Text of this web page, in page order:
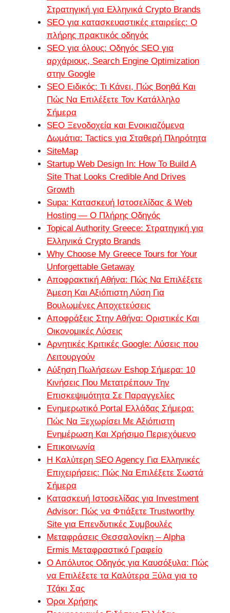
Στρατηγική για Ελληνικά Crypto Brands
SEO για κατασκευαστικές εταιρείες: Ο
πλήρης πρακτικός οδηγός
SEO για όλους: Οδηγός SEO για
αρχάριους, Search Engine Optimization
στην Google
SEO Ειδικός: Τι Κάνει, Πώς Βοηθά Και
Πώς Να Επιλέξετε Τον Κατάλληλο
Σήμερα
SEO Ξενοδοχεία και Ενοικιαζόμενα
Δωμάτια: Tactics για Σταθερή Πληρότητα
SiteMap
Startup Web Design In: How To Build A
Site That Looks Credible And Drives
Growth
Supa: Κατασκευή Ιστοσελίδας & Web
Hosting — Ο Πλήρης Οδηγός
Topical Authority Greece: Στρατηγική για
Ελληνικά Crypto Brands
Why Choose My Greece Tours for Your
Unforgettable Getaway
Αποφρακτική Αθήνα: Πώς Να Επιλέξετε
Άμεση Και Αξιόπιστη Λύση Για
Βουλωμένες Αποχετεύσεις
Αποφράξεις Στην Αθήνα: Οριστικές Και
Οικονομικές Λύσεις
Αρνητικές Κριτικές Google: Λύσεις που
Λειτουργούν
Αύξηση Πωλήσεων Eshop Σήμερα: 10
Κινήσεις Που Μετατρέπουν Την
Επισκεψιμότητα Σε Παραγγελίες
Ενημερωτικό Portal Ελλάδας Σήμερα:
Πώς Να Ξεχωρίσει Με Αξιόπιστη
Ενημέρωση Και Χρήσιμο Περιεχόμενο
Επικοινωνία
Η Καλύτερη SEO Agency Για Ελληνικές
Επιχειρήσεις: Πώς Να Επιλέξετε Σωστά
Σήμερα
Κατασκευή Ιστοσελίδας για Investment
Advisor: Πώς να Φτιάξετε Trustworthy
Site για Επενδυτικές Συμβουλές
Μεταφράσεις Θεσσαλονίκη – Alpha
Ermis Μεταφραστικό Γραφείο
Ο Απόλυτος Οδηγός για Καυσόξυλα: Πώς
να Επιλέξετε τα Καλύτερα Ξύλα για το
Τζάκι Σας
Όροι Χρήσης